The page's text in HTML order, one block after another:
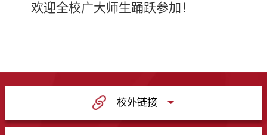
欢迎全校广大师生踊跃参加！
校外链接